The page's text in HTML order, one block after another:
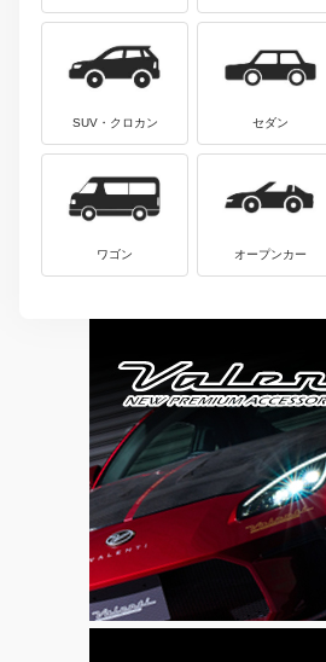
SUV・クロカン セダン
ワゴン オープンカー